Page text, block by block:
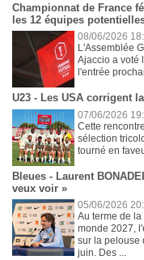
Championnat de France
les 12 équipes
08/06/2026
L'Assemblée
Ajaccio a voté
l'entrée
U23 - Les USA corrigent
07/06/2026
Cette
sélection
tourné en
Bleues - Laurent
veux voir »
05/06/2026
Au terme de
monde 2027,
sur la pelouse
juin. Des ...